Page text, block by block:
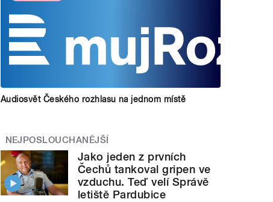
Audiosvět Českého rozhlasu na jednom místě
NEJPOSLOUCHANĚJŠÍ
Jako jeden z prvních
Čechů tankoval gripen ve
vzduchu. Teď velí Správě
letiště Pardubice